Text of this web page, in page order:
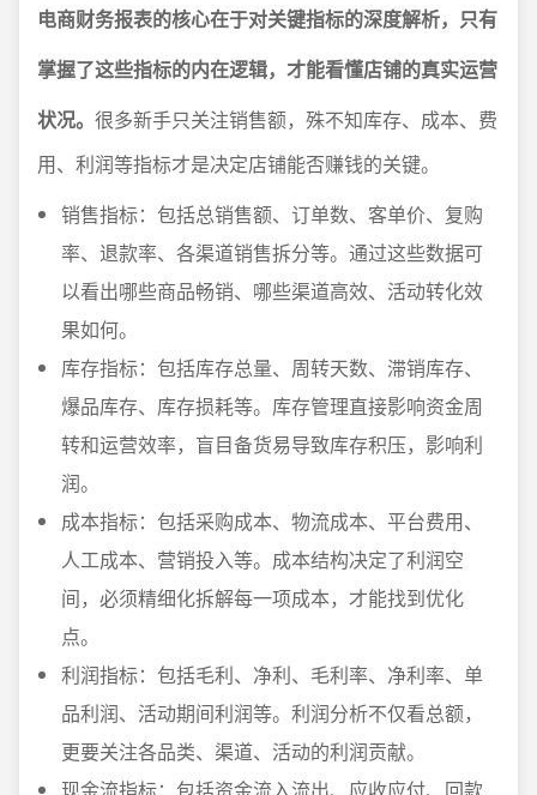
电商财务报表的核心在于对关键指标的深度解析，只有
掌握了这些指标的内在逻辑，才能看懂店铺的真实运营
状况。 很多新手只关注销售额，殊不知库存、成本、费
用、利润等指标才是决定店铺能否赚钱的关键。
销售指标：包括总销售额、订单数、客单价、复购
率、退款率、各渠道销售拆分等。通过这些数据可
以看出哪些商品畅销、哪些渠道高效、活动转化效
果如何。
库存指标：包括库存总量、周转天数、滞销库存、
爆品库存、库存损耗等。库存管理直接影响资金周
转和运营效率，盲目备货易导致库存积压，影响利
润。
成本指标：包括采购成本、物流成本、平台费用、
人工成本、营销投入等。成本结构决定了利润空
间，必须精细化拆解每一项成本，才能找到优化
点。
利润指标：包括毛利、净利、毛利率、净利率、单
品利润、活动期间利润等。利润分析不仅看总额，
更要关注各品类、渠道、活动的利润贡献。